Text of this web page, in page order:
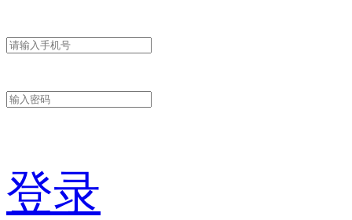
登录